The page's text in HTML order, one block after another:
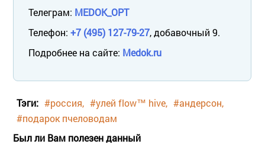
Телеграм: MEDOK_OPT
Телефон: +7 (495) 127-79-27, добавочный 9.
Подробнее на сайте: Medok.ru
Тэги: #россия #улей flow™ hive
#андерсон
#подарок пчеловодам
Был ли Вам полезен данный